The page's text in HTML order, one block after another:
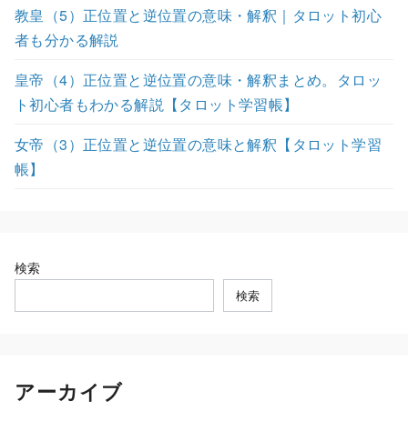
教皇（5）正位置と逆位置の意味・解釈｜タロット初心
者も分かる解説
皇帝（4）正位置と逆位置の意味・解釈まとめ。タロッ
ト初心者もわかる解説【タロット学習帳】
女帝（3）正位置と逆位置の意味と解釈【タロット学習
帳】
検索
検索
アーカイブ